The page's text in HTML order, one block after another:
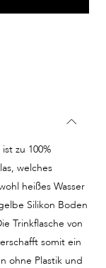
zu 100%
welches
heißes Wasser
Silikon Boden
Trinkflasche von
somit ein
ohne Plastik und